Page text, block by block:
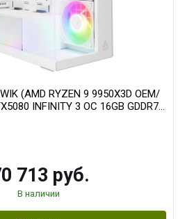
(AMD RYZEN 9 9950X3D OEM/
INFINITY 3 OC 16GB GDDR7
SSD)
713 руб.
В наличии